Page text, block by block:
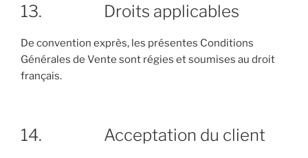
13. Droits applicables
De convention exprès, les présentes Conditions
Générales de Vente sont régies et soumises au droit
français.
14. Acceptation du client